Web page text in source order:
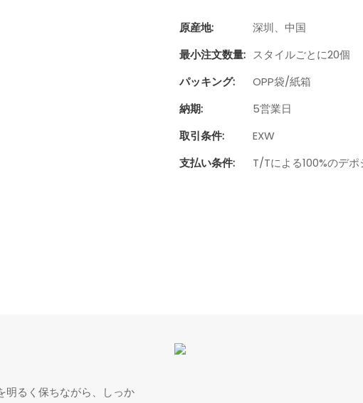
原産地:
深圳、中国
最小注文数量: スタイルごとに20個
パッキング:
OPP袋/紙箱
納期:
5営業日
取引条件:
EXW
支払い条件:
T/Tによる100%のデポ
明るく保ちながら、しっか